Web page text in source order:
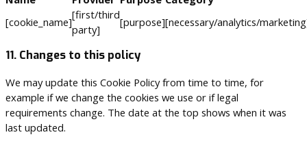
[cookie_name]
[first/third
party]
[purpose][necessary/analytics/
11. Changes to this policy
We may update this Cookie Policy from time to time, for
example if we change the cookies we use or if legal
requirements change. The date at the top shows when it was
last updated.